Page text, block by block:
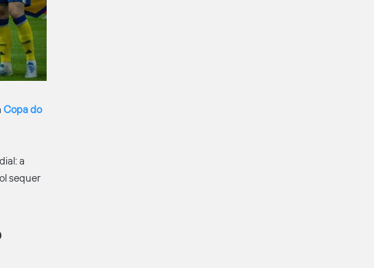
Copa do
a
sequer